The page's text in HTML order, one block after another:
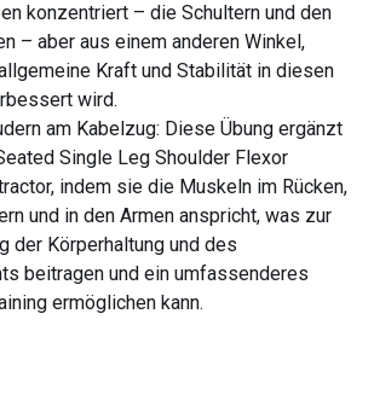
konzentriert – die Schultern und den
– aber aus einem anderen Winkel,
Kraft und Stabilität in diesen
wird.
am Kabelzug: Diese Übung ergänzt
Single Leg Shoulder Flexor
indem sie die Muskeln im Rücken,
und in den Armen anspricht, was zur
der Körperhaltung und des
beitragen und ein umfassenderes
ermöglichen kann.